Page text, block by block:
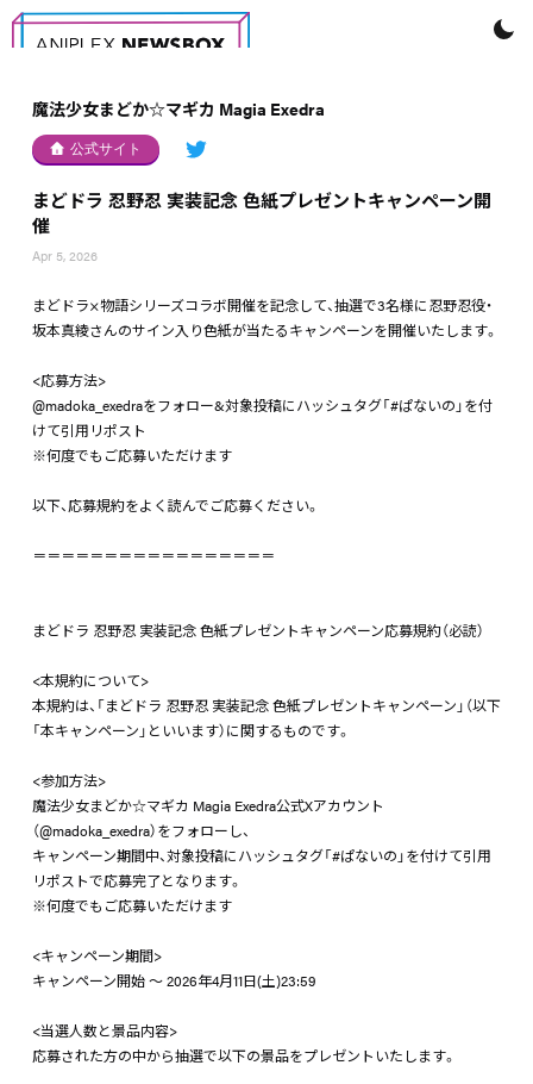
魔法少女まどか☆マギカ Magia Exedra
公式サイト
まどドラ 忍野忍 実装記念 色紙プレゼントキャンペーン開
催
Apr 5, 2026
まどドラ×物語シリーズコラボ開催を記念して、抽選で3名様に忍野忍役・
坂本真綾さんのサイン入り色紙が当たるキャンペーンを開催いたします。
<応募方法>
@madoka_exedraをフォロー&対象投稿にハッシュタグ「#ぱないの」を付
けて引用リポスト
※何度でもご応募いただけます
以下、応募規約をよく読んでご応募ください。
＝＝＝＝＝＝＝＝＝＝＝＝＝＝＝＝＝
まどドラ 忍野忍 実装記念 色紙プレゼントキャンペーン応募規約（必読）
<本規約について>
本規約は、「まどドラ 忍野忍 実装記念 色紙プレゼントキャンペーン」（以下
「本キャンペーン」といいます）に関するものです。
<参加方法>
魔法少女まどか☆マギカ Magia Exedra公式Xアカウント
（@madoka_exedra）をフォローし、
キャンペーン期間中、対象投稿にハッシュタグ「#ぱないの」を付けて引用
リポストで応募完了となります。
※何度でもご応募いただけます
<キャンペーン期間>
キャンペーン開始 ～ 2026年4月11日(土)23:59
<当選人数と景品内容>
応募された方の中から抽選で以下の景品をプレゼントいたします。